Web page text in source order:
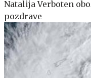
Natalija Verboten
pozdrave